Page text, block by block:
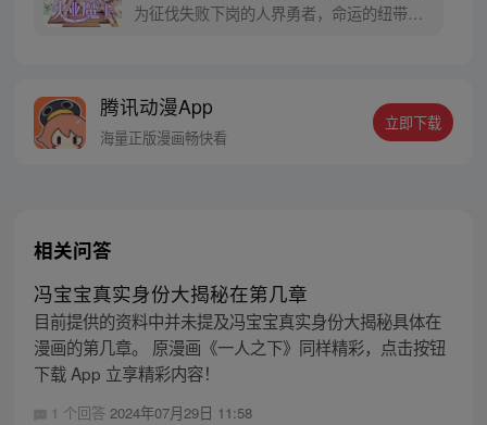
为征伐失败下岗的人界勇者，命运的纽带将
腾讯动漫App
海量正版漫画畅快看
立即下载
相关问答
冯宝宝真实身份大揭秘在第几章
目前提供的资料中并未提及冯宝宝真实身份大揭秘具体在
漫画的第几章。 原漫画《一人之下》同样精彩，点击按钮
下载 App 立享精彩内容！
1 个回答 2024年07月29日 11:58